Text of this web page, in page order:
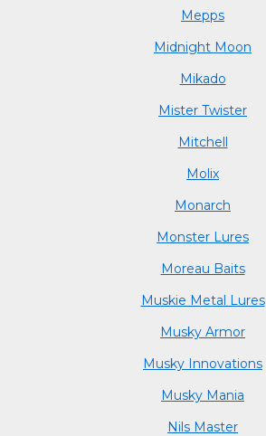
Mepps
Midnight Moon
Mikado
Mister Twister
Mitchell
Molix
Monarch
Monster Lures
Moreau Baits
Muskie Metal Lures
Musky Armor
Musky Innovations
Musky Mania
Nils Master